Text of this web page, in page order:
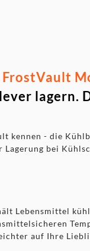
FrostVault
lagern.
kennen - die
Lagerung bei
Lebensmittel
auf Ihre